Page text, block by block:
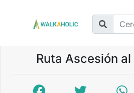
Ruta Ascesión